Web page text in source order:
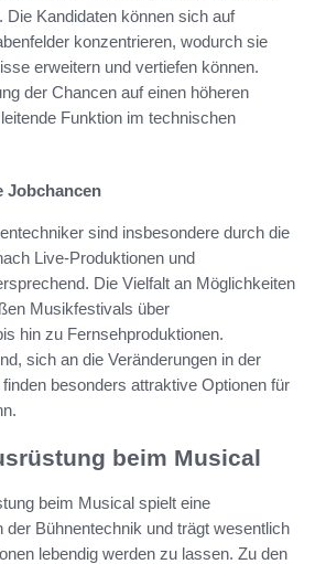
Die Kandidaten können sich auf
konzentrieren, wodurch sie
erweitern und vertiefen können.
der Chancen auf einen höheren
Funktion im technischen
Jobchancen
sind insbesondere durch die
Live-Produktionen und
Die Vielfalt an Möglichkeiten
Musikfestivals über
hin zu Fernsehproduktionen.
sich an die Veränderungen in der
besonders attraktive Optionen für
beim Musical
beim Musical spielt eine
der Bühnentechnik und trägt wesentlich
lebendig werden zu lassen. Zu den